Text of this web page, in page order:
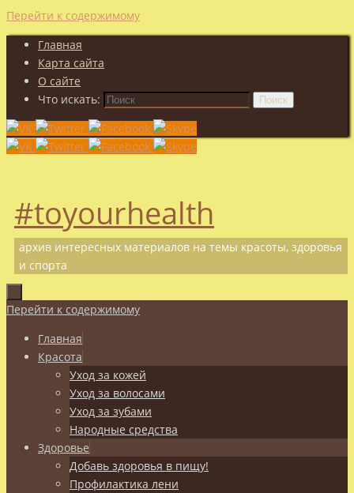
Перейти к содержимому
Главная
Карта сайта
О сайте
Что искать:
Поиск
#toyourhealth
архив интересных материалов на темы красоты, здоровья
и спорта
Перейти к содержимому
Главная
Красота
Уход за кожей
Уход за волосами
Уход за зубами
Народные средства
Здоровье
Добавь здоровья в пищу!
Профилактика лени